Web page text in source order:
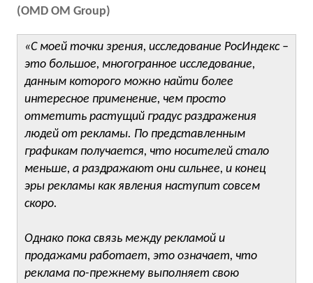
(OMD OM Group)
«С моей точки зрения, исследование РосИндекс –
это большое, многогранное исследование,
данным которого можно найти более
интересное применение, чем просто
отметить растущий градус раздражения
людей от рекламы. По представленным
графикам получается, что носителей стало
меньше, а раздражают они сильнее, и конец
эры рекламы как явления наступит совсем
скоро.
Однако пока связь между рекламой и
продажами работает, это означает, что
реклама по-прежнему выполняет свою